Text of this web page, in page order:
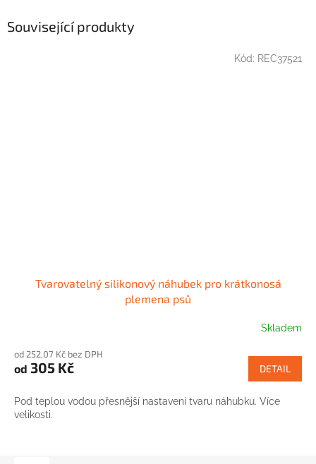
Související produkty
Tvarovatelný silikonový náhubek pro krátkonosá
plemena psů
Skladem
od 252,07 Kč bez DPH
od 305 Kč DETAIL
Pod teplou vodou přesnější nastavení tvaru náhubku. Více
velikosti.
Kód: REC37521